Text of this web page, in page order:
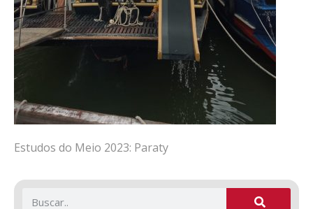
Estudos do Meio 2023: Paraty